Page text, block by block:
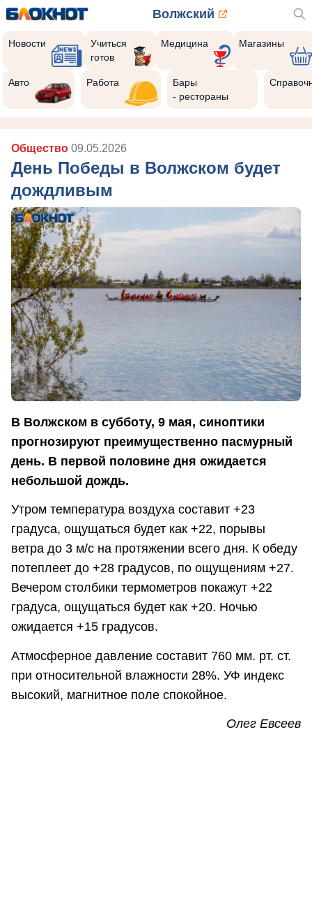
Волжский
Новости
Учиться
готов
Медицина Магазины
Авто Работа
Бары
- рестораны
Общество 09.05.2026
День Победы в Волжском будет
дождливым
В Волжском в субботу, 9 мая, синоптики
прогнозируют преимущественно пасмурный
день. В первой половине дня ожидается
небольшой дождь.
Утром температура воздуха составит +23
градуса, ощущаться будет как +22, порывы
ветра до 3 м/с на протяжении всего дня. К обеду
потеплеет до +28 градусов, по ощущениям +27.
Вечером столбики термометров покажут +22
градуса, ощущаться будет как +20. Ночью
ожидается +15 градусов.
Атмосферное давление составит 760 мм. рт. ст.
при относительной влажности 28%. УФ индекс
высокий, магнитное поле спокойное.
Олег Евсеев